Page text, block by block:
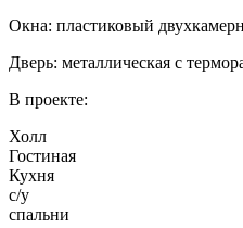
Окна: пластиковый
Дверь: металлическая с
В проекте:
Холл
Гостиная
Кухня
с/у
спальни